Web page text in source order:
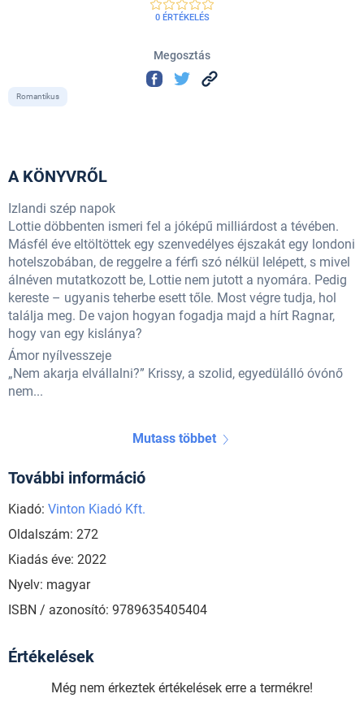
0 ÉRTÉKELÉS
Megosztás
Romantikus
A KÖNYVRŐL
Izlandi szép napok
Lottie döbbenten ismeri fel a jóképű milliárdost a tévében.
Másfél éve eltöltöttek egy szenvedélyes éjszakát egy londoni
hotelszobában, de reggelre a férfi szó nélkül lelépett, s mivel
álnéven mutatkozott be, Lottie nem jutott a nyomára. Pedig
kereste – ugyanis teherbe esett tőle. Most végre tudja, hol
találja meg. De vajon hogyan fogadja majd a hírt Ragnar,
hogy van egy kislánya?
Ámor nyílvesszeje
„Nem akarja elvállalni?” Krissy, a szolid, egyedülálló óvónő
nem...
Mutass többet
További információ
Kiadó: Vinton Kiadó Kft.
Oldalszám: 272
Kiadás éve: 2022
Nyelv: magyar
ISBN / azonosító: 9789635405404
Értékelések
Még nem érkeztek értékelések erre a termékre!